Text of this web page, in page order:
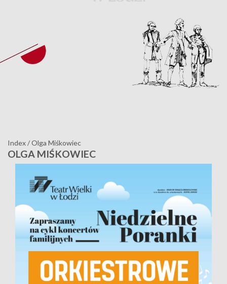
Index/Olga Miśkowiec
OLGA MIŚKOWIEC